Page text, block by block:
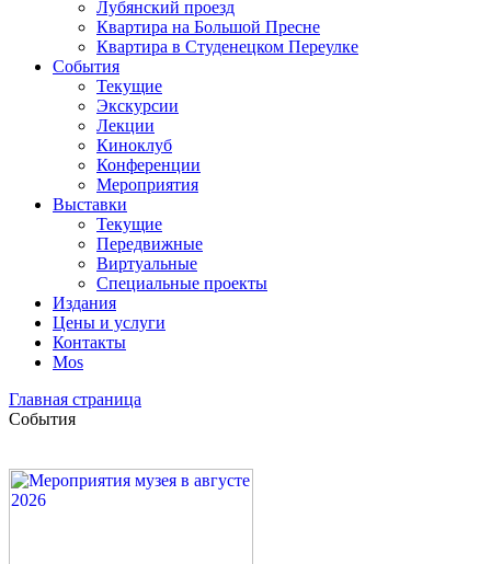
Лубянский проезд
Квартира на Большой Пресне
Квартира в Студенецком Переулке
События
Текущие
Экскурсии
Лекции
Киноклуб
Конференции
Мероприятия
Выставки
Текущие
Передвижные
Виртуальные
Специальные проекты
Издания
Цены и услуги
Контакты
Mos
Главная страница
События